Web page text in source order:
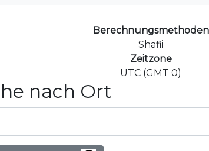
Berechnungsmethoden
Shafii
Zeitzone
UTC (GMT 0)
nach Ort